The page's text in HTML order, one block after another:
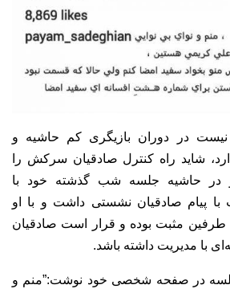
در دوران بازیگری کم حاشیه و
شاید راه کنترل صادقیان سرکش را
او در حاشیه جلسه شب گذشته خود با
پیام صادقیان نشستی داشت و با او
مثبت بوده و قرار است صادقیان
با مدیریت داشته باشد.
در صفحه شخصی خود نوشت:”منم و